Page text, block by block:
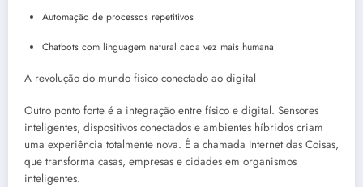
Automação de processos repetitivos
Chatbots com linguagem natural cada vez mais humana
A revolução do mundo físico conectado ao digital
Outro ponto forte é a integração entre físico e digital. Sensores
inteligentes, dispositivos conectados e ambientes híbridos criam
uma experiência totalmente nova. É a chamada Internet das Coisas,
que transforma casas, empresas e cidades em organismos
inteligentes.